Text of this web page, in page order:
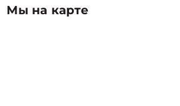
Мы на карте